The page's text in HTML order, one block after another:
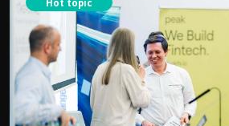
Hot topic